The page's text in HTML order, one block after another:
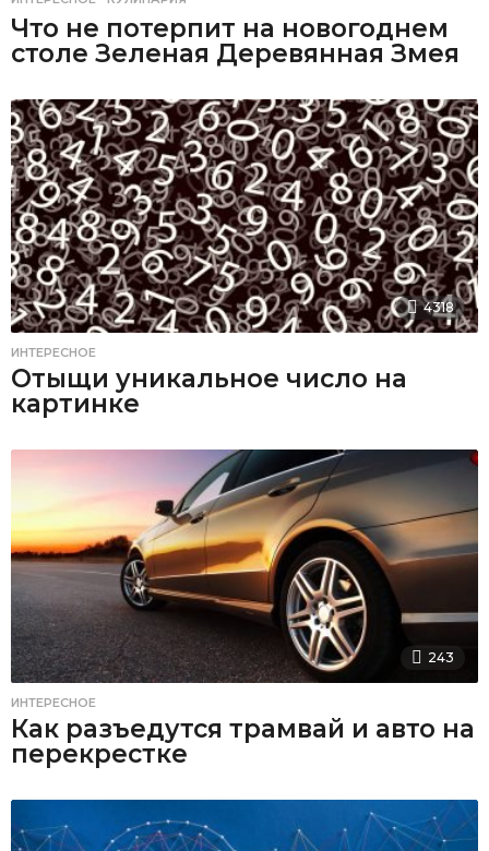
Что не потерпит на новогоднем
столе Зеленая Деревянная Змея
4318
ИНТЕРЕСНОЕ
Отыщи уникальное число на
картинке
243
ИНТЕРЕСНОЕ
Как разъедутся трамвай и авто на
перекрестке